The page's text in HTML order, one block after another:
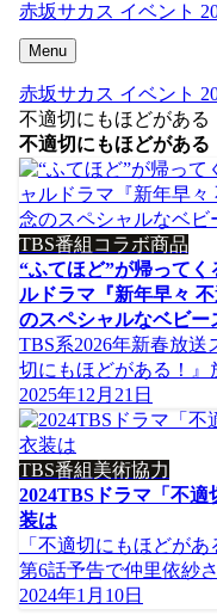
赤坂サカス イベント
Menu
赤坂サカス イベント
不適切にもほどがある
不適切にもほどがある
TBS番組コラボ商品
“ふてほど”が帰ってく
ルドラマ『新年早々
のスペシャルなベビー
TBS系2026年新春放
切にもほどがある！』
2025年12月21日
TBS番組美術協力
2024TBSドラマ「不
装は
「不適切にもほどが
第6話予告で仲里依紗
2024年1月10日